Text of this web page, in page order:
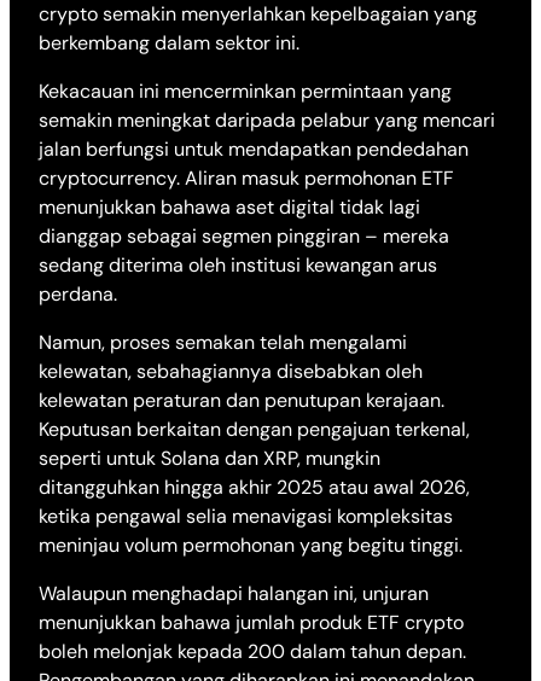
crypto semakin menyerlahkan kepelbagaian yang
berkembang dalam sektor ini.
Kekacauan ini mencerminkan permintaan yang
semakin meningkat daripada pelabur yang mencari
jalan berfungsi untuk mendapatkan pendedahan
cryptocurrency. Aliran masuk permohonan ETF
menunjukkan bahawa aset digital tidak lagi
dianggap sebagai segmen pinggiran – mereka
sedang diterima oleh institusi kewangan arus
perdana.
Namun, proses semakan telah mengalami
kelewatan, sebahagiannya disebabkan oleh
kelewatan peraturan dan penutupan kerajaan.
Keputusan berkaitan dengan pengajuan terkenal,
seperti untuk Solana dan XRP, mungkin
ditangguhkan hingga akhir 2025 atau awal 2026,
ketika pengawal selia menavigasi kompleksitas
meninjau volum permohonan yang begitu tinggi.
Walaupun menghadapi halangan ini, unjuran
menunjukkan bahawa jumlah produk ETF crypto
boleh melonjak kepada 200 dalam tahun depan.